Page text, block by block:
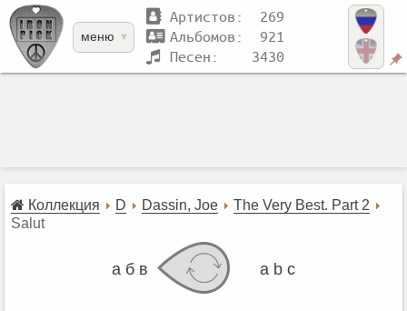
меню
Артистов: 269
Альбомов: 921
Песен: 3430
Коллекция D Dassin, Joe
The Very Best. Part 2
Salut
а б в a b c